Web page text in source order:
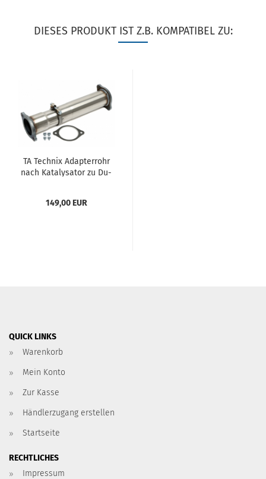
DIESES PRODUKT IST Z.B. KOMPATIBEL ZU:
TA Tech­nix Ad­ap­ter­rohr
nach Ka­ta­ly­sa­tor zu Du­
pas­send für Volvo...
149,00 EUR
QUICK LINKS
Warenkorb
Mein Konto
Zur Kasse
Händlerzugang erstellen
Startseite
RECHTLICHES
Impressum